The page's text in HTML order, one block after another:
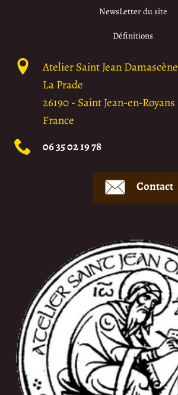
NewsLetter du site
Définitions
Atelier Saint Jean Damascène
La Prade
26190- Saint Jean-en-Royans
France
06 35 02 19 78
Contact